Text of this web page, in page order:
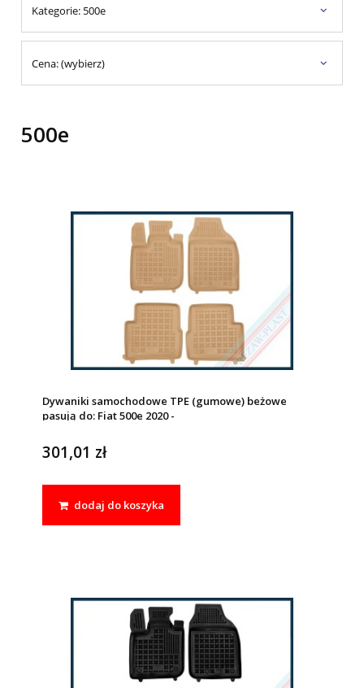
Kategorie: 500e
Cena: (wybierz)
500e
Dywaniki samochodowe TPE (gumowe) beżowe
pasują do: Fiat 500e 2020 -
301,01 zł
dodaj do koszyka